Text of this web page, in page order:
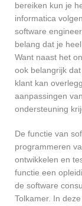
bereiken kun je
informatica
software
belang dat je
Want naast het
ook belangrijk
klant kan
aanpassingen
ondersteuning
De functie van
programmeren
ontwikkelen en
functie een
de software
Tolkamer. In